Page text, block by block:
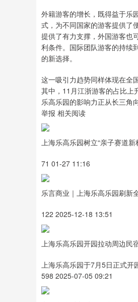
外籍游客的增长，既得益于乐
式，为不同国家的游客提供了
提供了有力支撑，外国游客也
利条件。国际团队游客的持续
的新选择。
这一吸引力趋势同样体现在全
其中，11月江浙游客的占比上
乐高乐园的影响力正从长三角
举报 相关阅读
上海乐高乐园树立“亲子赛道
71 01-27 11:16
乐言商业｜上海乐高乐园刷新
122 2025-12-18 13:51
上海乐高乐园开园拉动周边民
上海乐高乐园于7月5日正式开
598 2025-07-05 09:21